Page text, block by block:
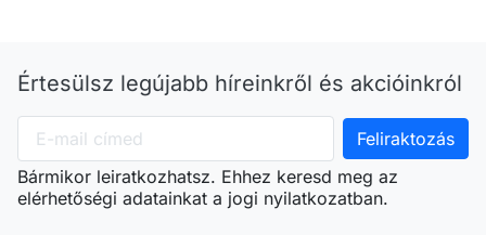
Értesülsz legújabb híreinkről és akcióinkról
Bármikor leiratkozhatsz. Ehhez keresd meg az
elérhetőségi adatainkat a jogi nyilatkozatban.